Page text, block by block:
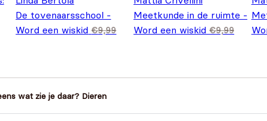
De tovenaarsschool -
Word een wiskid €9,99
Meetkunde in de ruimte -
Word een wiskid €9,99
wat zie je daar? Dieren